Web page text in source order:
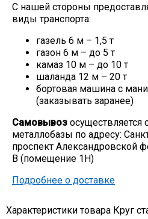
С нашей стороны
виды транспорта:
газель 6 м – 1,5 т
газон 6 м – до 5 т
камаз 10 м – до 10 т
шаланда 12 м – 20 т
бортовая машина с
(заказывать заранее)
Самовывоз осуществляется
металлобазы по адресу:
проспект Александровской
В (помещение 1Н)
Подробнее о доставке
Характеристики товара Круг